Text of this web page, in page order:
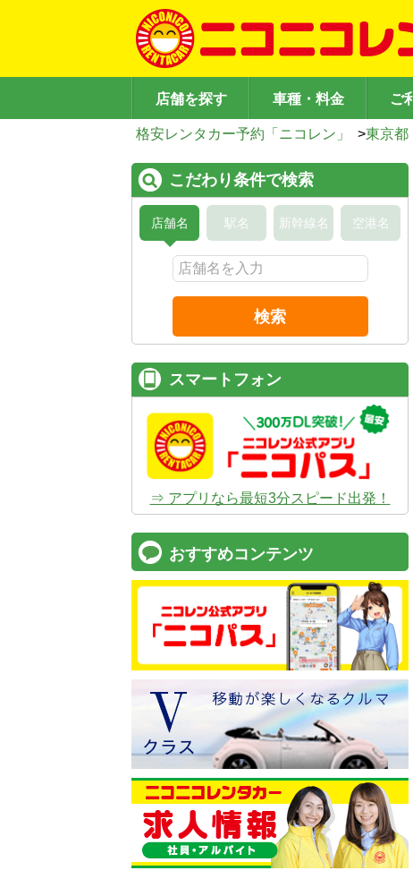
店舗を探す 車種・料金 ご
格安レンタカー予約「ニコレン」 >東京都
こだわり条件で検索
店舗名 駅名 新幹線名 空港名
検索
スマートフォン
⇒ アプリなら最短3分スピード出発！
おすすめコンテンツ